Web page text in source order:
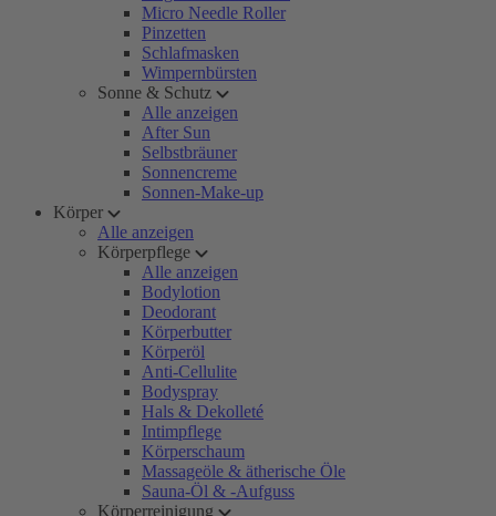
Micro Needle Roller
Pinzetten
Schlafmasken
Wimpernbürsten
Sonne & Schutz
Alle anzeigen
After Sun
Selbstbräuner
Sonnencreme
Sonnen-Make-up
Körper
Alle anzeigen
Körperpflege
Alle anzeigen
Bodylotion
Deodorant
Körperbutter
Körperöl
Anti-Cellulite
Bodyspray
Hals & Dekolleté
Intimpflege
Körperschaum
Massageöle & ätherische Öle
Sauna-Öl & -Aufguss
Körperreinigung